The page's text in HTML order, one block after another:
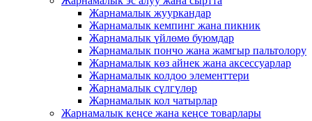
Жарнамалык жууркандар
Жарнамалык кемпинг жана пикник
Жарнамалык үйлөмө буюмдар
Жарнамалык пончо жана жамгыр пальтолору
Жарнамалык көз айнек жана аксессуарлар
Жарнамалык колдоо элементтери
Жарнамалык сүлгүлөр
Жарнамалык кол чатырлар
Жарнамалык кеңсе жана кеңсе товарлары